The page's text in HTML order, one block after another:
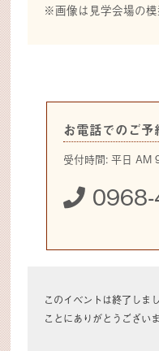
※画像は見学会場の模
お電話でのご予
受付時間: 平日 AM
このイベントは終了しま
ことにありがとうござい